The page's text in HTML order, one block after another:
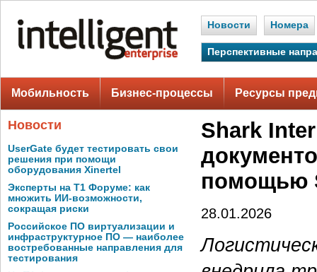
Новости Номера
Перспективные
Мобильность Бизнес-процессы Ресурсы
Новости
UserGate будет тестировать свои
решения при помощи
оборудования Xinertel
Эксперты на Т1 Форуме: как
множить ИИ-возможности,
сокращая риски
Российское ПО виртуализации и
инфраструктурное ПО — наиболее
востребованные направления для
тестирования
Shark
помощью
28.01.2026